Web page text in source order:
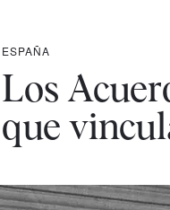
ESPAÑA
Los
que